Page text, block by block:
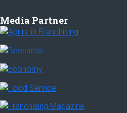
Media Partner